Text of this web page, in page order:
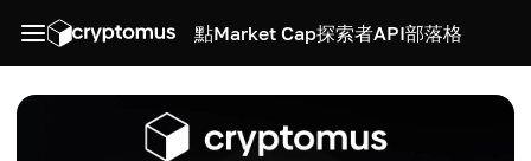
點Market Cap探索者API部落格